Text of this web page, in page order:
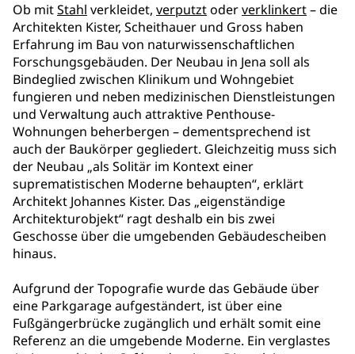
Ob mitStahl verkleidet, verputztoderverklinkert– die
Architekten Kister, Scheithauer und Gross haben
Erfahrung im Bau von naturwissenschaftlichen
Forschungsgebäuden. Der Neubau in Jena soll als
Bindeglied zwischen Klinikum und Wohngebiet
fungieren und neben medizinischen Dienstleistungen
und Verwaltung auch attraktive Penthouse-
Wohnungen beherbergen – dementsprechend ist
auch der Baukörper gegliedert. Gleichzeitig muss sich
der Neubau „als Solitär im Kontext einer
suprematistischen Moderne behaupten“, erklärt
Architekt Johannes Kister. Das „eigenständige
Architekturobjekt“ ragt deshalb ein bis zwei
Geschosse über die umgebenden Gebäudescheiben
hinaus.
Aufgrund der Topografie wurde das Gebäude über
eine Parkgarage aufgeständert, ist über eine
Fußgängerbrücke zugänglich und erhält somit eine
Referenz an die umgebende Moderne. Ein verglastes